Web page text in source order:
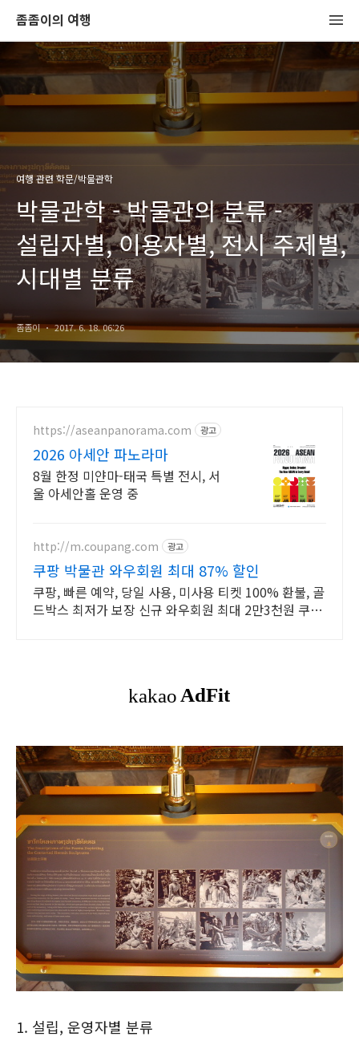
좀좀이의 여행
여행 관련 학문/박물관학
박물관학 - 박물관의 분류 -
설립자별, 이용자별, 전시 주제별,
시대별 분류
좀좀이 2017. 6. 18. 06:26
https://aseanpanorama.com 광고
2026 아세안 파노라마
8월 한정 미얀마-태국 특별 전시, 서
울 아세안홀 운영 중
http://m.coupang.com 광고
쿠팡 박물관 와우회원 최대 87% 할인
쿠팡, 빠른 예약, 당일 사용, 미사용 티켓 100% 환불, 골
드박스 최저가 보장 신규 와우회원 최대 2만3천원 쿠폰
1. 설립, 운영자별 분류